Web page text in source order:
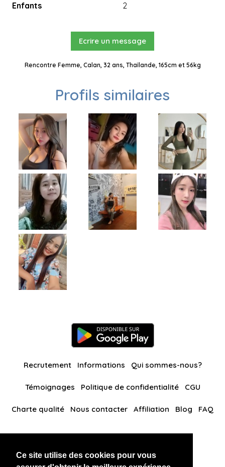
Ce site utilise des cookies pour vous
Enfants
2
Ecrire un message
Rencontre Femme, Calan, 32 ans, Thaïlande, 165cm et 56kg
Profils similaires
Recrutement Informations Qui sommes-nous?
Témoignages Politique de confidentialité CGU
Charte qualité Nous contacter Affiliation Blog FAQ
BlackAndBeauties RussianKisses